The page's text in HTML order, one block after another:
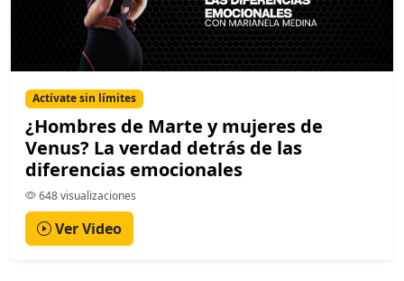
Actívate sin límites
¿Hombres de Marte y mujeres de
Venus? La verdad detrás de las
diferencias emocionales
648 visualizaciones
Ver Video